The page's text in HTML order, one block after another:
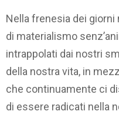
Nella frenesia dei giorni
di materialismo
intrappolati dai nostri
della nostra vita, in
che continuamente ci
di essere radicati nella